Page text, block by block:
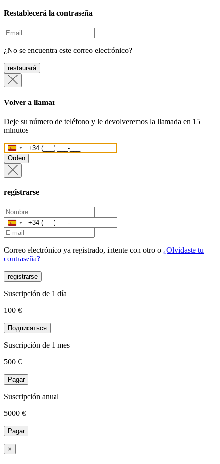
Restablecerá la contraseña
¿No se encuentra este correo electrónico?
restaurará
Volver a llamar
Deje su número de teléfono y le devolveremos la llamada en 15
minutos
España
+34
Orden
registrarse
España
+34
Correo electrónico ya registrado, intente con otro o ¿Olvidaste tu
contraseña?
registrarse
Suscripción de 1 día
100 €
Подписаться
Suscripción de 1 mes
500 €
Pagar
Suscripción anual
5000 €
Pagar
×